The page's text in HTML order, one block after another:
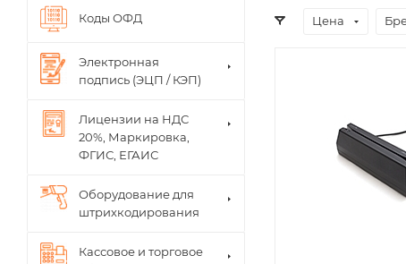
Цена
Коды ОФД
Электронная
подпись (ЭЦП / КЭП)
Лицензии на НДС
20%, Маркировка,
ФГИС, ЕГАИС
Оборудование для
штрихкодирования
Кассовое и торговое